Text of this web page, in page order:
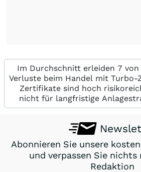
Im Durchschnitt erleiden 7
Verluste beim Handel mit
Zertifikate sind hoch
nicht für langfristige
Abonnieren Sie unsere
und verpassen Sie nichts
Redaktion